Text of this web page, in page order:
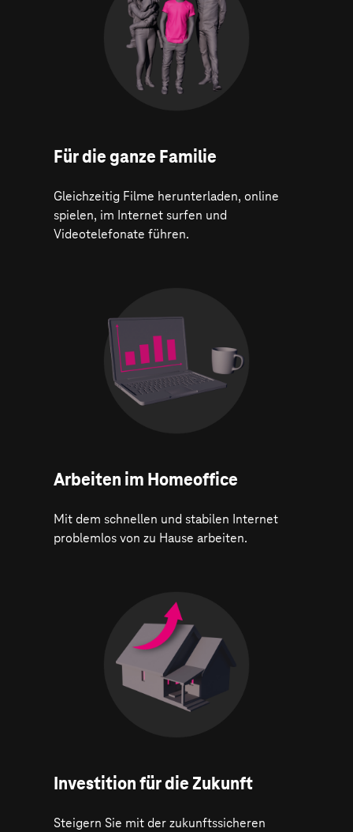
Für die ganze Familie
Gleichzeitig Filme herunterladen, online
spielen, im Internet surfen und
Videotelefonate führen.
Arbeiten im Homeoffice
Mit dem schnellen und stabilen Internet
problemlos von zu Hause arbeiten.
Investition für die Zukunft
Steigern Sie mit der zukunftssicheren